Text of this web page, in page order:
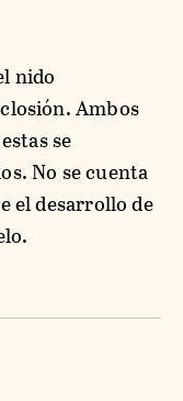
nido
Ambos
se
No se cuenta
el desarrollo de